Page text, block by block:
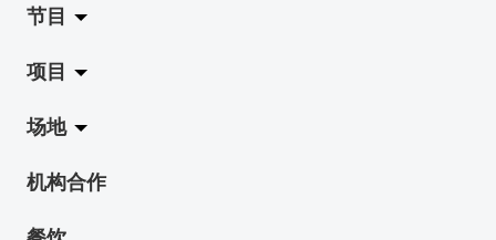
关于艺穗会
艺穗会的演化
使命与宗旨
艺穗会架构
节目
拉阔
展览
演出
项目
Jazz-Go-Central, Jazz-Go-Fringe
LPL
场地
陈丽玲划廊
机构合作